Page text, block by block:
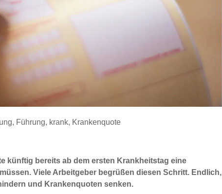
, Führung, krank, Krankenquote
künftig bereits ab dem ersten Krankheitstag eine
Viele Arbeitgeber begrüßen diesen Schritt. Endlich,
und Krankenquoten senken.